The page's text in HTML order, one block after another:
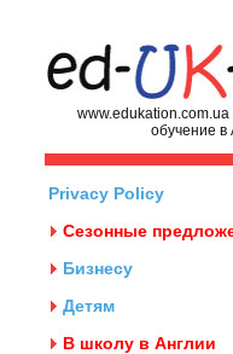
обучение в
Privacy Policy
Сезонные
Бизнесу
Детям
В школу в Англии